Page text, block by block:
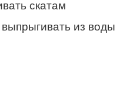
скатам
из воды